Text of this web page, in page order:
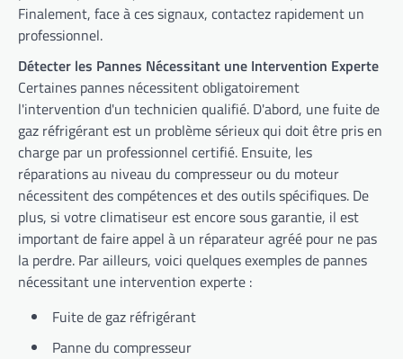
Finalement, face à ces signaux, contactez rapidement un
professionnel.
Détecter les Pannes Nécessitant une Intervention Experte
Certaines pannes nécessitent obligatoirement
l'intervention d'un technicien qualifié. D'abord, une fuite de
gaz réfrigérant est un problème sérieux qui doit être pris en
charge par un professionnel certifié. Ensuite, les
réparations au niveau du compresseur ou du moteur
nécessitent des compétences et des outils spécifiques. De
plus, si votre climatiseur est encore sous garantie, il est
important de faire appel à un réparateur agréé pour ne pas
la perdre. Par ailleurs, voici quelques exemples de pannes
nécessitant une intervention experte :
Fuite de gaz réfrigérant
Panne du compresseur